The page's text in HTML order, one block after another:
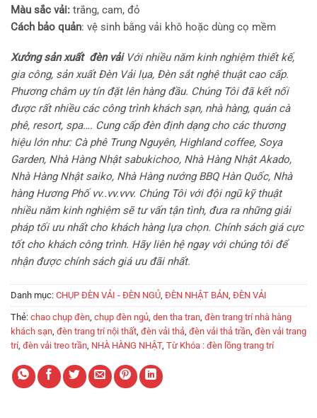
Màu sắc vải: trắng, cam, đỏ
Cách bảo quản: vệ sinh bằng vải khô hoặc dùng cọ mềm
Xưởng sản xuất đèn vảiVới nhiều năm kinh nghiệm thiết kế,
gia công, sản xuất Đèn Vải lụa, Đèn sắt nghệ thuật cao cấp.
Phương châm uy tín đặt lên hàng đầu. Chúng Tôi đã kết nối
được rất nhiều các công trình khách sạn, nhà hàng, quán cà
phê, resort, spa…. Cung cấp đèn định dạng cho các thương
hiệu lớn như: Cà phê Trung Nguyên, Highland coffee, Soya
Garden, Nhà Hàng Nhật sabukichoo, Nhà Hàng Nhật Akado,
Nhà Hàng Nhật saiko, Nhà Hàng nướng BBQ Hàn Quốc, Nhà
hàng Hương Phố vv..vv.vvv. Chúng Tôi với đội ngũ kỹ thuật
nhiều năm kinh nghiệm sẽ tư vấn tận tình, đưa ra những giải
pháp tối ưu nhất cho khách hàng lựa chọn. Chính sách giá cực
tốt cho khách công trình. Hãy liên hệ ngay với chúng tôi để
nhận được chính sách giá ưu đãi nhất.
Danh mục: CHỤP ĐÈN VẢI - ĐÈN NGỦ ĐÈN NHẬT BẢN ĐÈN VẢI
Thẻ: chao chụp đèn chụp đèn ngủ den tha tran đèn trang trí nhà hàng
khách sạn đèn trang trí nội thất đèn vải thả đèn vải thả trần đèn vải trang
trí, đèn vải treo trần NHÀ HÀNG NHẬT, Từ Khóa : đèn lồng trang trí